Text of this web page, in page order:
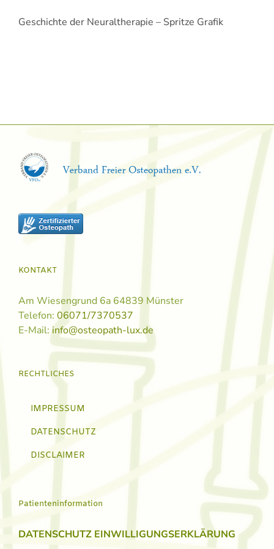
Geschichte der Neuraltherapie – Spritze Grafik
KONTAKT
Am Wiesengrund 6a 64839 Münster
Telefon: 06071/7370537
E-Mail:info@osteopath-lux.de
RECHTLICHES
IMPRESSUM
DATENSCHUTZ
DISCLAIMER
Patienteninformation
DATENSCHUTZ EINWILLIGUNGSERKLÄRUNG